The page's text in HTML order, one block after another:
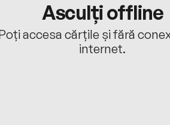
Asculți offline
accesa cărțile și fără
internet.